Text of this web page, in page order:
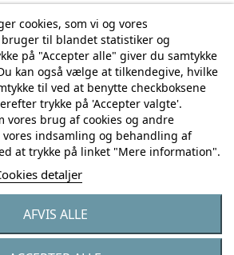
til Nyhedsbrev
din email-adresse med tredjepart
Tilmeld
cookies, som vi og vores
til blandet statistiker og
på "Accepter alle" giver du samtykke
kan også vælge at tilkendegive, hvilke
til ved at benytte checkboksene
trykke på 'Accepter valgte'.
vores brug af cookies og andre
vores indsamling og behandling af
at trykke på linket "Mere information".
detaljer
AFVIS ALLE